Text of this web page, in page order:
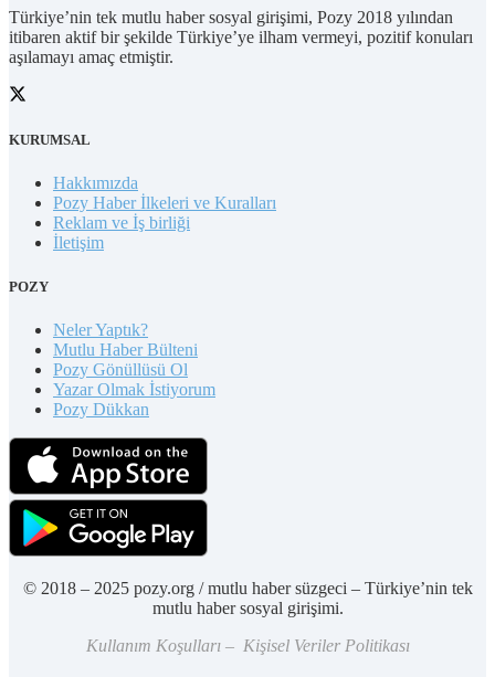
Türkiye’nin tek mutlu haber sosyal girişimi, Pozy 2018 yılından
itibaren aktif bir şekilde Türkiye’ye ilham vermeyi, pozitif konuları
aşılamayı amaç etmiştir.
KURUMSAL
Hakkımızda
Pozy Haber İlkeleri ve Kuralları
Reklam ve İş birliği
İletişim
POZY
Neler Yaptık?
Mutlu Haber Bülteni
Pozy Gönüllüsü Ol
Yazar Olmak İstiyorum
Pozy Dükkan
© 2018 – 2025 pozy.org / mutlu haber süzgeci – Türkiye’nin tek
mutlu haber sosyal girişimi.
Kullanım Koşulları – Kişisel Veriler Politikası